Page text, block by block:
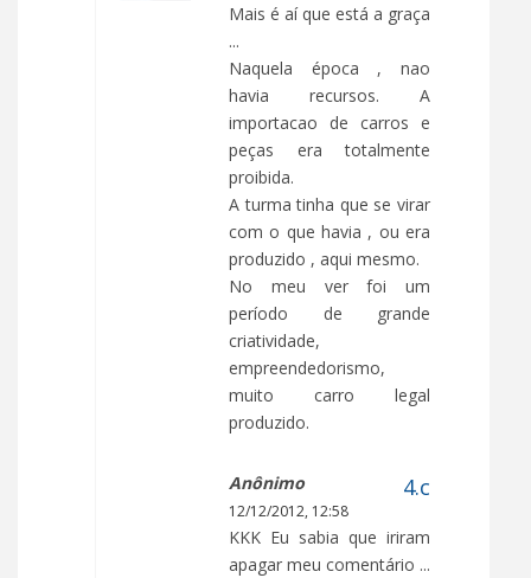
Mais é aí que está a graça
...
Naquela época , nao
havia recursos. A
importacao de carros e
peças era totalmente
proibida.
A turma tinha que se virar
com o que havia , ou era
produzido , aqui mesmo.
No meu ver foi um
período de grande
criatividade,
empreendedorismo,
muito carro legal
produzido.
Anônimo
12/12/2012, 12:58
KKK Eu sabia que iriram
apagar meu comentário ...